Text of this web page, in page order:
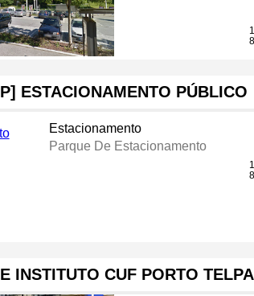
ESTACIONAMENTO PÚBLICO
Estacionamento
Parque De Estacionamento
INSTITUTO CUF PORTO